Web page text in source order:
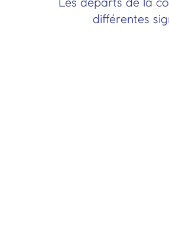
Les départs de la
différentes